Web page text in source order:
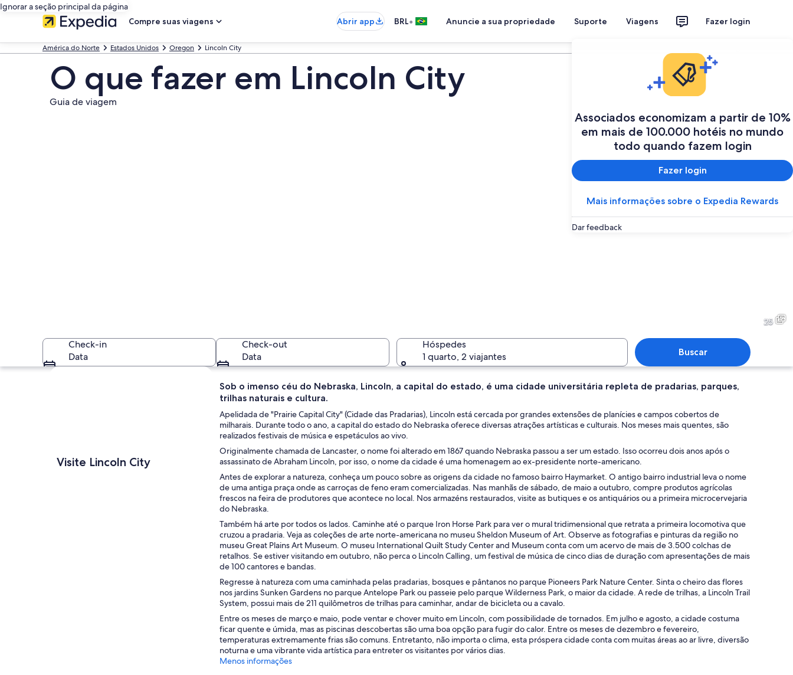
Ignorar a seção principal da página
Compre suas viagens
Abrir app BRL• Anuncie a sua propriedade Suporte Viagens Fazer login
Associados economizam a partir de 10%
em mais de 100.000 hotéis no mundo
todo quando fazem login
Fazer login
Mais informações sobre o Expedia Rewards
Dar feedback
América do Norte Estados Unidos Oregon Lincoln City
O que fazer em Lincoln City
Guia de viagem
Uma área residencial à beira-mar, com casas, um cais e uma encosta arborizada.
25
Check-in
Data
Check-out
Data
Hóspedes
1 quarto, 2 viajantes
Buscar
Explorar mapa
Visite Lincoln City
Sob o imenso céu do Nebraska, Lincoln, a capital do estado, é uma cidade universitária repleta de pradarias, parques,
trilhas naturais e cultura.
Apelidada de "Prairie Capital City" (Cidade das Pradarias), Lincoln está cercada por grandes extensões de planícies e campos cobertos de
milharais. Durante todo o ano, a capital do estado do Nebraska oferece diversas atrações artísticas e culturais. Nos meses mais quentes, são
realizados festivais de música e espetáculos ao vivo.
Originalmente chamada de Lancaster, o nome foi alterado em 1867 quando Nebraska passou a ser um estado. Isso ocorreu dois anos após o
assassinato de Abraham Lincoln, por isso, o nome da cidade é uma homenagem ao ex-presidente norte-americano.
Antes de explorar a natureza, conheça um pouco sobre as origens da cidade no famoso bairro Haymarket. O antigo bairro industrial leva o nome
de uma antiga praça onde as carroças de feno eram comercializadas. Nas manhãs de sábado, de maio a outubro, compre produtos agrícolas
frescos na feira de produtores que acontece no local. Nos armazéns restaurados, visite as butiques e os antiquários ou a primeira microcervejaria
do Nebraska.
Também há arte por todos os lados. Caminhe até o parque Iron Horse Park para ver o mural tridimensional que retrata a primeira locomotiva que
cruzou a pradaria. Veja as coleções de arte norte-americana no museu Sheldon Museum of Art. Observe as fotografias e pinturas da região no
museu Great Plains Art Museum. O museu International Quilt Study Center and Museum conta com um acervo de mais de 3.500 colchas de
retalhos. Se estiver visitando em outubro, não perca o Lincoln Calling, um festival de música de cinco dias de duração com apresentações de mais
de 100 cantores e bandas.
Regresse à natureza com uma caminhada pelas pradarias, bosques e pântanos no parque Pioneers Park Nature Center. Sinta o cheiro das flores
nos jardins Sunken Gardens no parque Antelope Park ou passeie pelo parque Wilderness Park, o maior da cidade. A rede de trilhas, a Lincoln Trail
System, possui mais de 211 quilômetros de trilhas para caminhar, andar de bicicleta ou a cavalo.
Entre os meses de março e maio, pode ventar e chover muito em Lincoln, com possibilidade de tornados. Em julho e agosto, a cidade costuma
ficar quente e úmida, mas as piscinas descobertas são uma boa opção para fugir do calor. Entre os meses de dezembro e fevereiro,
temperaturas extremamente frias são comuns. Entretanto, não importa o clima, esta próspera cidade conta com muitas áreas ao ar livre, diversão
noturna e uma vibrante vida artística para entreter os visitantes por vários dias.
Menos informações